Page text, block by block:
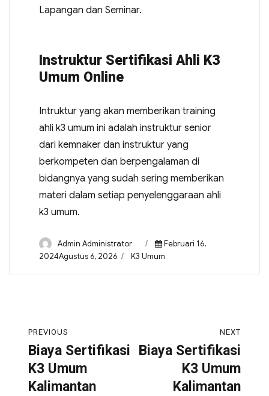
Lapangan dan Seminar.
Instruktur Sertifikasi Ahli K3
Umum Online
Intruktur yang akan memberikan training
ahli k3 umum ini adalah instruktur senior
dari kemnaker dan instruktur yang
berkompeten dan berpengalaman di
bidangnya yang sudah sering memberikan
materi dalam setiap penyelenggaraan ahli
k3 umum.
Admin Administrator
Februari 16,
2024Agustus 6, 2026
K3 Umum
PREVIOUS
Biaya Sertifikasi
K3 Umum
Kalimantan
NEXT
Biaya Sertifikasi
K3 Umum
Kalimantan